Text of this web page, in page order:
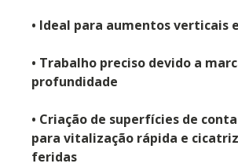
• Ideal para aumentos verticais
• Trabalho preciso devido a
profundidade
• Criação de superfícies de
para vitalização rápida e
feridas